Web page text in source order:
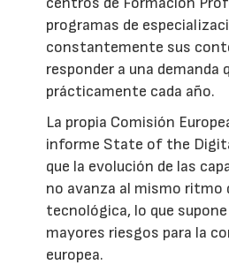
programas de
constantemente sus
responder a una demanda
prácticamente cada año.
La propia Comisión
informe State of the
que la evolución de las
no avanza al mismo ritmo
tecnológica, lo que
mayores riesgos para la
europea.